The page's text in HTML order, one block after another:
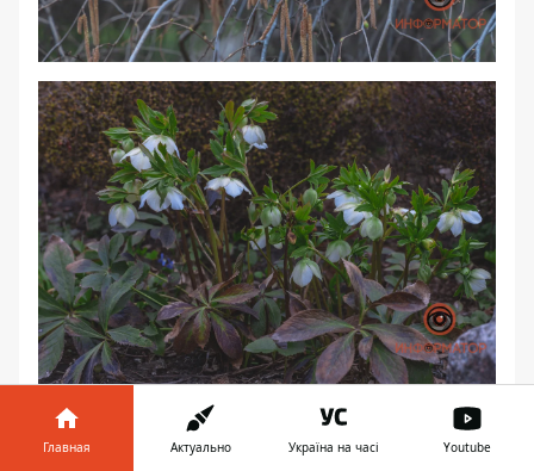
Главная Актуально Україна на часі Youtube